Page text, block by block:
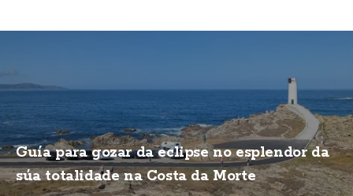
Guía para gozar da eclipse no esplendor da
súa totalidade na Costa da Morte